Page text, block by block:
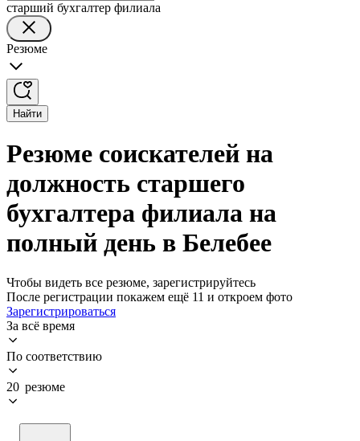
старший бухгалтер филиала
Резюме
Найти
Резюме соискателей на
должность старшего
бухгалтера филиала на
полный день в Белебее
Чтобы видеть все резюме, зарегистрируйтесь
После регистрации покажем ещё 11 и откроем фото
Зарегистрироваться
За всё время
По соответствию
20 резюме